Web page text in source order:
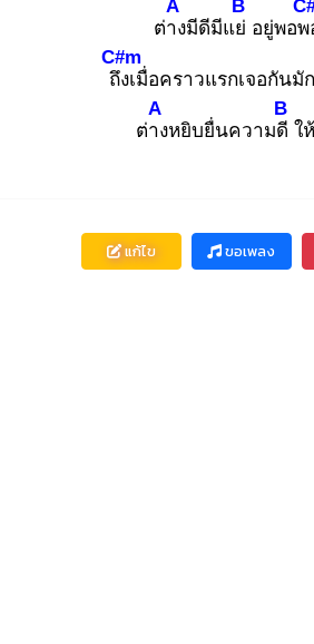
ต่าง
A
มีดีมีแย่
B
อยู่พอพ
ถึง
C#m
เมื่อคราวแรกเจอกันมั
ต่าง
A
หยิบยื่นความดี
B
ใ
แก้ไข ขอเพลง